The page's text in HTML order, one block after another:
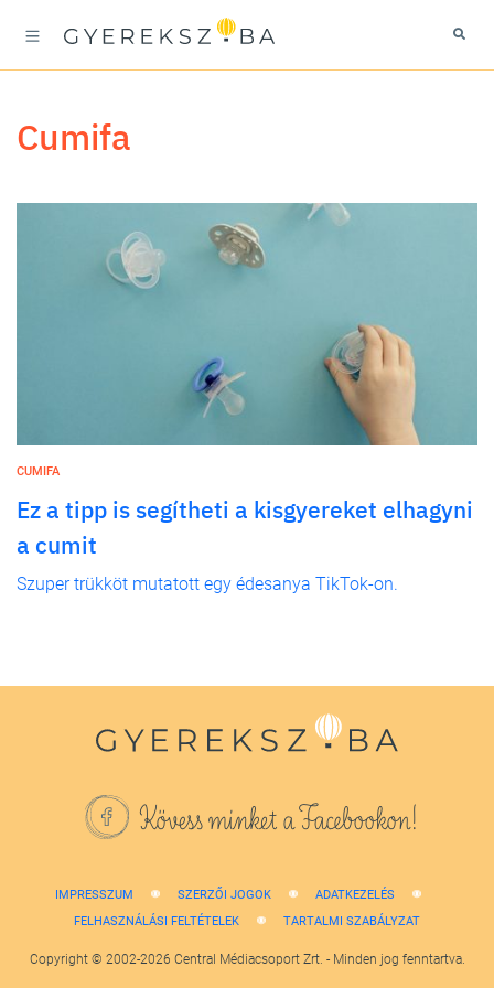
cumifa
CUMIFA
Ez a tipp is segítheti a kisgyereket elhagyni
a cumit
Szuper trükköt mutatott egy édesanya TikTok-on.
Kövess minket a Facebookon!
IMPRESSZUM SZERZŐI JOGOK
ADATKEZELÉS
FELHASZNÁLÁSI FELTÉTELEK
TARTALMI SZABÁLYZAT
Copyright © 2002-2026 Central Médiacsoport Zrt. - Minden jog fenntartva.